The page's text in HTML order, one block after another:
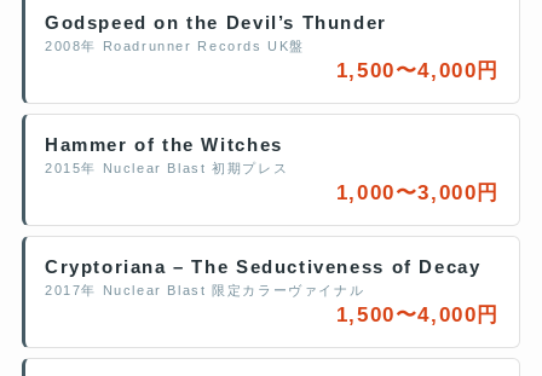
Godspeed on the Devil’s Thunder
2008年 Roadrunner Records UK盤
1,500〜4,000円
Hammer of the Witches
2015年 Nuclear Blast 初期プレス
1,000〜3,000円
Cryptoriana – The Seductiveness of Decay
2017年 Nuclear Blast 限定カラーヴァイナル
1,500〜4,000円